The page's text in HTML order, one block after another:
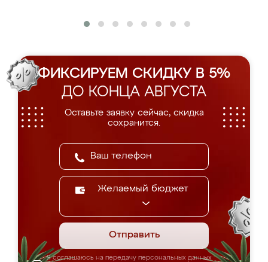
ФИКСИРУЕМ СКИДКУ В 5%
ДО КОНЦА АВГУСТА
Оставьте заявку сейчас, скидка
сохранится.
Желаемый бюджет
Отправить
Я соглашаюсь на передачу персональных данных